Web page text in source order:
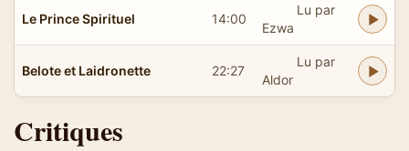
Le Prince Spirituel 14:00
Lu par
Ezwa
Belote et Laidronette 22:27
Lu par
Aldor
Critiques